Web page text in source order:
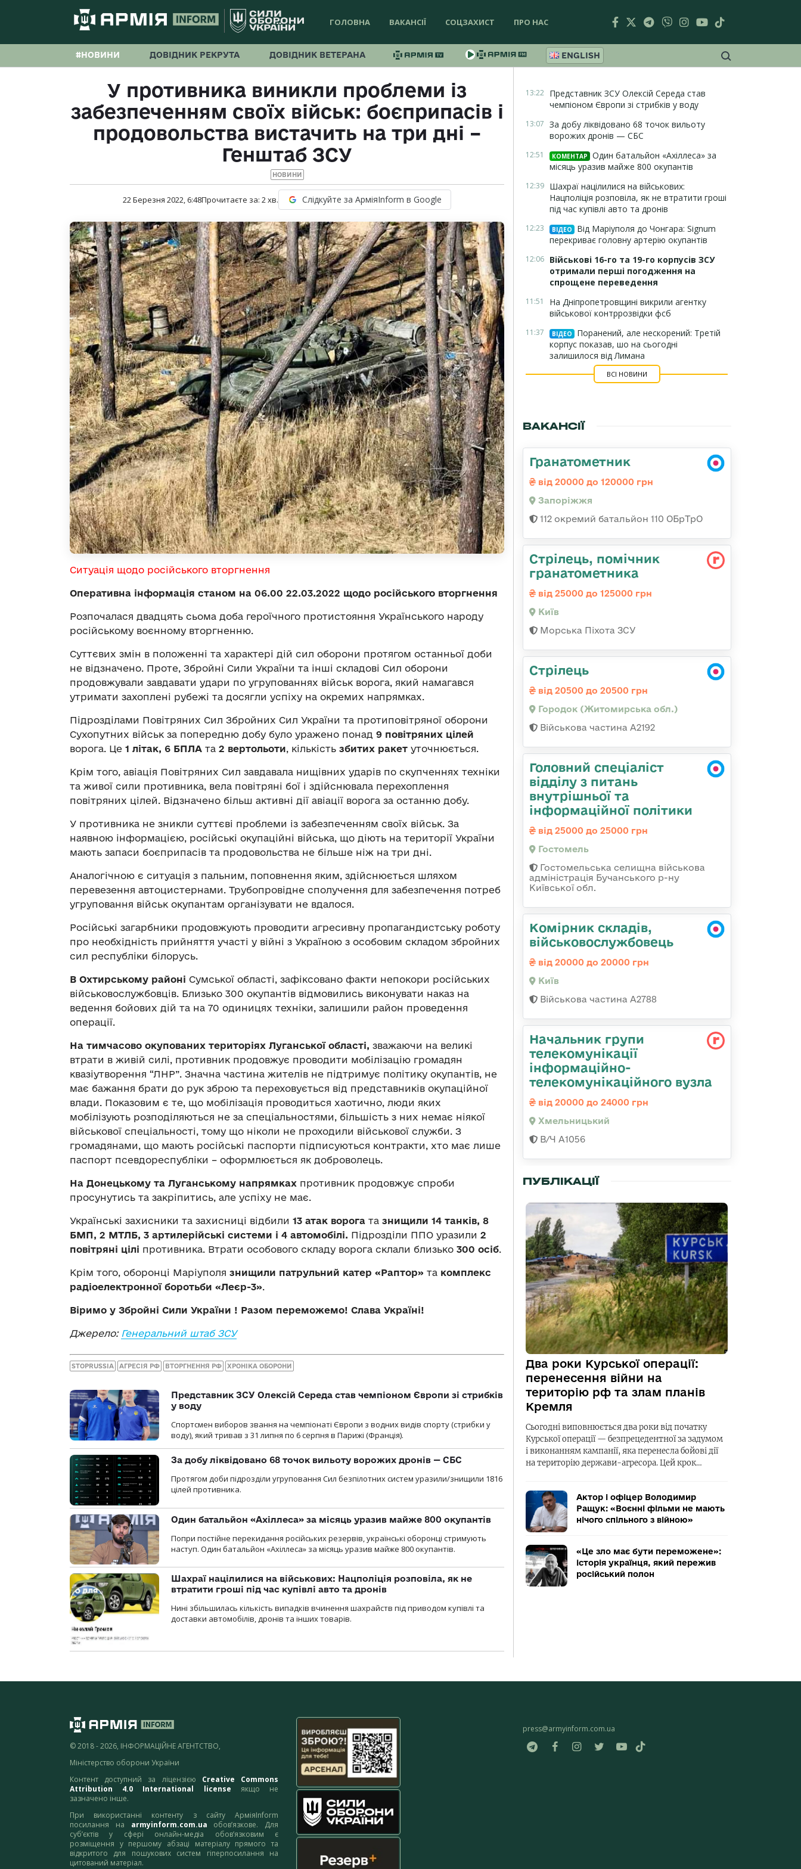
ГОЛОВНА ВАКАНСІЇ СОЦЗАХИСТ ПРО НАС
#НОВИНИ ДОВІДНИК РЕКРУТА ДОВІДНИК ВЕТЕРАНА ENGLISH
У противника виникли проблеми із
забезпеченням своїх військ: боєприпасів і
продовольства вистачить на три дні –
Генштаб ЗСУ
НОВИНИ
22 Березня 2022, 6:48Прочитаєте за: 2хв. Слідкуйте за АрміяInform в Google
Ситуація щодо російського вторгнення
Оперативна інформація станом на 06.00 22.03.2022 щодо російського вторгнення
Розпочалася двадцять сьома доба героїчного протистояння Українського народу
російському воєнному вторгненню.
Суттєвих змін в положенні та характері дій сил оборони протягом останньої доби
не відзначено. Проте, Збройні Сили України та інші складові Сил оборони
продовжували завдавати удари по угрупованнях військ ворога, який намагався
утримати захоплені рубежі та досягли успіху на окремих напрямках.
Підрозділами Повітряних Сил Збройних Сил України та протиповітряної оборони
Сухопутних військ за попередню добу було уражено понад 9 повітряних цілей
ворога. Це 1 літак, 6 БПЛА та 2 вертольоти, кількість збитих ракет уточнюється.
Крім того, авіація Повітряних Сил завдавала нищівних ударів по скупченнях техніки
та живої сили противника, вела повітряні бої і здійснювала перехоплення
повітряних цілей. Відзначено більш активні дії авіації ворога за останню добу.
У противника не зникли суттєві проблеми із забезпеченням своїх військ. За
наявною інформацією, російські окупаційні війська, що діють на території України
мають запаси боєприпасів та продовольства не більше ніж на три дні.
Аналогічною є ситуація з пальним, поповнення яким, здійснюється шляхом
перевезення автоцистернами. Трубопровідне сполучення для забезпечення потреб
угруповання військ окупантам організувати не вдалося.
Російські загарбники продовжують проводити агресивну пропагандистську роботу
про необхідність прийняття участі у війні з Україною з особовим складом збройних
сил республіки білорусь.
В Охтирському районі Сумської області, зафіксовано факти непокори російських
військовослужбовців. Близько 300 окупантів відмовились виконувати наказ на
ведення бойових дій та на 70 одиницях техніки, залишили район проведення
операції.
На тимчасово окупованих територіях Луганської області, зважаючи на великі
втрати в живій силі, противник продовжує проводити мобілізацію громадян
квазіутворення “ЛНР”. Значна частина жителів не підтримує політику окупантів, не
має бажання брати до рук зброю та переховується від представників окупаційної
влади. Показовим є те, що мобілізація проводиться хаотично, люди яких
мобілізують розподіляються не за спеціальностями, більшість з них немає ніякої
військової спеціальності, тому що ніколи не проходили військової служби. З
громадянами, що мають російські паспорти підписуються контракти, хто має лише
паспорт псевдореспубліки – оформлюється як доброволець.
На Донецькому та Луганському напрямках противник продовжує спроби
просунутись та закріпитись, але успіху не має.
Українські захисники та захисниці відбили 13 атак ворога та знищили 14 танків, 8
БМП, 2 МТЛБ, 3 артилерійські системи і 4 автомобілі. Підрозділи ППО уразили 2
повітряні цілі противника. Втрати особового складу ворога склали близько 300 осіб.
Крім того, оборонці Маріуполя знищили патрульний катер «Раптор» та комплекс
радіоелектронної боротьби «Леєр-3».
Віримо у Збройні Сили України ! Разом переможемо! Слава Україні!
Джерело: Генеральний штаб ЗСУ
STOPRUSSIA АГРЕСІЯ РФ ВТОРГНЕННЯ РФ ХРОНІКА ОБОРОНИ
Представник ЗСУ Олексій Середа став чемпіоном Європи зі стрибків
у воду
Спортсмен виборов звання на чемпіонаті Європи з водних видів спорту (стрибки у
воду), який тривав з 31 липня по 6 серпня в Парижі (Франція).
За добу ліквідовано 68 точок вильоту ворожих дронів — СБС
Протягом доби підрозділи угруповання Сил безпілотних систем уразили/знищили 1816
цілей противника.
Один батальйон «Ахіллеса» за місяць уразив майже 800 окупантів
Попри постійне перекидання російських резервів, українські оборонці стримують
наступ. Один батальйон «Ахіллеса» за місяць уразив майже 800 окупантів.
Шахраї націлилися на військових: Нацполіція розповіла, як не
втратити гроші під час купівлі авто та дронів
Нині збільшилась кількість випадків вчинення шахрайств під приводом купівлі та
доставки автомобілів, дронів та інших товарів.
13:22 Представник ЗСУ Олексій Середа став
чемпіоном Європи зі стрибків у воду
13:07 За добу ліквідовано 68 точок вильоту
ворожих дронів — СБС
12:51 КОМЕНТАР
Один батальйон «Ахіллеса» за
місяць уразив майже 800 окупантів
12:39 Шахраї націлилися на військових:
Нацполіція розповіла, як не втратити гроші
під час купівлі авто та дронів
12:23 ВІДЕО
Від Маріуполя до Чонгара: Signum
перекриває головну артерію окупантів
12:06 Військові 16-го та 19-го корпусів ЗСУ
отримали перші погодження на
спрощене переведення
11:51
На Дніпропетровщині викрили агентку
військової контррозвідки фсб
11:37 ВІДЕО
Поранений, але нескорений: Третій
корпус показав, шо на сьогодні
залишилося від Лимана
ВСІ НОВИНИ
ВАКАНСІЇ
Гранатометник
від 20000 до 120000 грн
Запоріжжя
112 окремий батальйон 110 ОБрТрО
Стpілець, помічник
гpанатометника
від 25000 до 125000 грн
Київ
Морська Піхота ЗСУ
Стрілець
від 20500 до 20500 грн
Городок (Житомирська обл.)
Військова частина А2192
Головний спеціаліст
відділу з питань
внутрішньої та
інформаційної політики
від 25000 до 25000 грн
Гостомель
Гостомельська селищна військова
адміністрація Бучанського р-ну
Київської обл.
Комірник складів,
військовослужбовець
від 20000 до 20000 грн
Київ
Військова частина А2788
Начальник групи
телекомунікації
інформаційно-
телекомунікаційного вузла
від 20000 до 24000 грн
Хмельницький
В/Ч А1056
ПУБЛІКАЦІЇ
Два роки Курської операції:
перенесення війни на
територію рф та злам планів
Кремля
Сьогодні виповнюється два роки від початку
Курської операції — безпрецедентної за задумом
і виконанням кампанії, яка перенесла бойові дії
на територію держави-агресора. Цей крок…
Актор і офіцер Володимир
Ращук: «Воєнні фільми не мають
нічого спільного з війною»
«Це зло має бути переможене»:
історія українця, який пережив
російський полон
© 2018 - 2026, ІНФОРМАЦІЙНЕ АГЕНТСТВО,
Міністерство оборони України
Контент доступний за ліцензією Creative Commons
Attribution 4.0 International license якщо не
зазначено інше.
При використанні контенту з сайту АрміяInform
посилання на armyinform.com.ua обов’язкове. Для
суб’єктів у сфері онлайн-медіа обов’язковим є
розміщення у першому абзаці матеріалу прямого та
відкритого для пошукових систем гіперпосилання на
цитований матеріал.
press@armyinform.com.ua